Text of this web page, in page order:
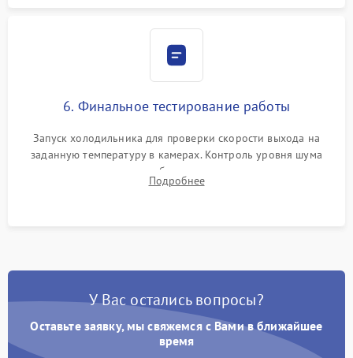
6. Финальное тестирование работы
Запуск холодильника для проверки скорости выхода на
заданную температуру в камерах. Контроль уровня шума
компрессора, отсутствия обмерзания стенок и корректного
срабатывания системы автоматической оттайки.
Подробнее
У Вас остались вопросы?
Оставьте заявку, мы свяжемся с Вами в ближайшее
время